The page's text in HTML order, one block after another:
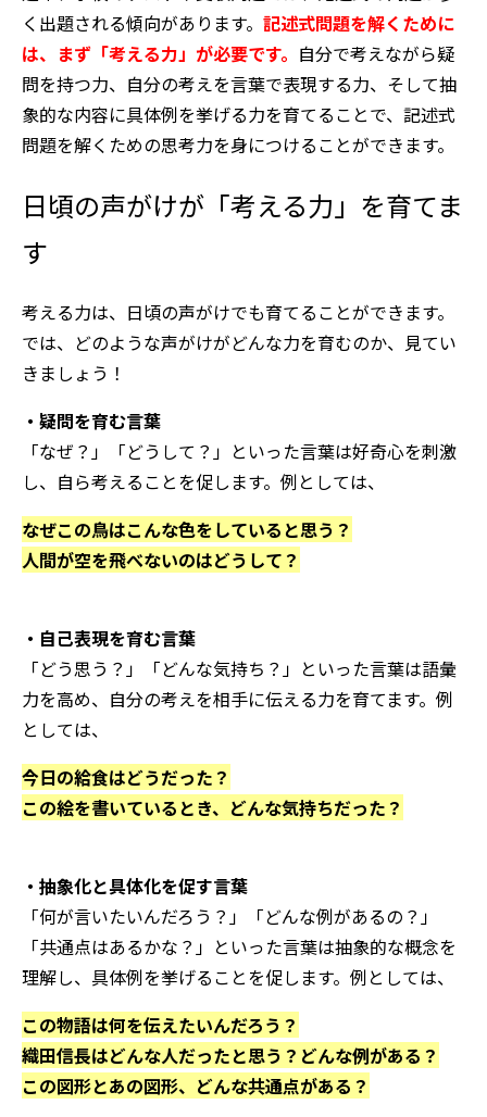
く出題される傾向があります。 記述式問題を解くために
は、まず「考える力」が必要です。 自分で考えながら疑
問を持つ力、自分の考えを言葉で表現する力、そして抽
象的な内容に具体例を挙げる力を育てることで、記述式
問題を解くための思考力を身につけることができます。
日頃の声がけが「考える力」を育てま
す
考える力は、日頃の声がけでも育てることができます。
では、どのような声がけがどんな力を育むのか、見てい
きましょう！
・疑問を育む言葉
「なぜ？」「どうして？」といった言葉は好奇心を刺激
し、自ら考えることを促します。例としては、
なぜこの鳥はこんな色をしていると思う？
人間が空を飛べないのはどうして？
・自己表現を育む言葉
「どう思う？」「どんな気持ち？」といった言葉は語彙
力を高め、自分の考えを相手に伝える力を育てます。例
としては、
今日の給食はどうだった？
この絵を書いているとき、どんな気持ちだった？
・抽象化と具体化を促す言葉
「何が言いたいんだろう？」「どんな例があるの？」
「共通点はあるかな？」といった言葉は抽象的な概念を
理解し、具体例を挙げることを促します。例としては、
この物語は何を伝えたいんだろう？
織田信長はどんな人だったと思う？どんな例がある？
この図形とあの図形、どんな共通点がある？